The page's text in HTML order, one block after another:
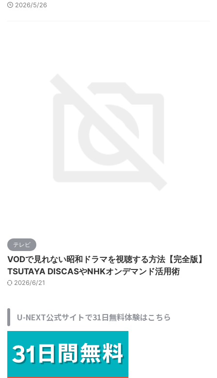
2026/5/26
テレビ
VODで見れない昭和ドラマを視聴する方法【完全版】
TSUTAYA DISCASやNHKオンデマンド活用術
2026/6/21
U-NEXT公式サイトで31日無料体験はこちら